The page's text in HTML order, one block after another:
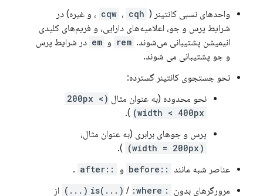
واحدهای نسبی کانتینر (
cqw ، cqh
، و غیره) در
شرایط پرس و جو، اعلامیه‌های دارایی، و فریم‌های کلیدی
انیمیشن پشتیبانی می‌شوند. rem و em در شرایط پرس
و جو پشتیبانی می شوند.
نحو جستجوی کانتینر گسترده:
نحو محدوده (به عنوان مثال
(200px <
width < 400px)
).
پرس و جوهای برابری (به عنوان مثال،
(width = 200px)
).
عناصر شبه مانند
::before و ::after
.
مرورگرهای بدون
:is(...)
/ :where(...)
از